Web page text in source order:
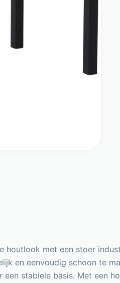
met een stoer
en eenvoudig schoon te
stabiele basis. Met een